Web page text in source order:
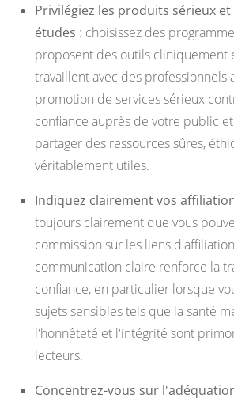
Privilégiez les produits sérieux
études : choisissez des
proposent des outils cliniquement
travaillent avec des professionnels
promotion de services sérieux
confiance auprès de votre public
partager des ressources sûres,
véritablement utiles.
Indiquez clairement vos
toujours clairement que vous
commission sur les liens
communication claire renforce la
confiance, en particulier lorsque
sujets sensibles tels que la santé
l'honnêteté et l'intégrité sont
lecteurs.
Concentrez-vous sur